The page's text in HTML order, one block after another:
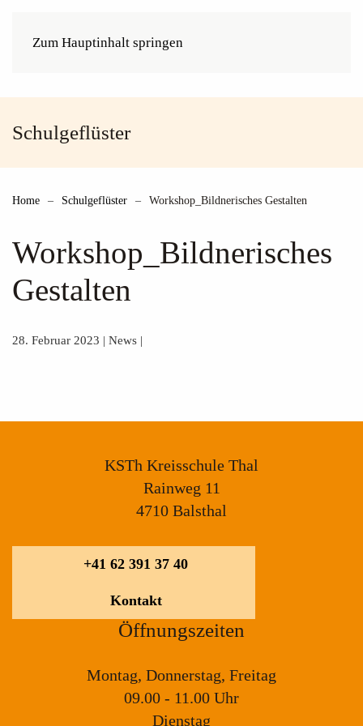
Zum Hauptinhalt springen
Schulgeflüster
Home Schulgeflüster Workshop_Bildnerisches Gestalten
Workshop_Bildnerisches
Gestalten
28. Februar 2023 | News |
KSTh Kreisschule Thal
Rainweg 11
4710 Balsthal
+41 62 391 37 40
Kontakt
Öffnungszeiten
Montag, Donnerstag, Freitag
09.00 - 11.00 Uhr
Dienstag